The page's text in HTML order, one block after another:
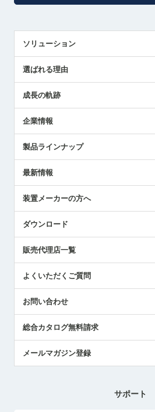
ソリューション
解決策提案
選ばれる理由
成長の軌跡
企業情報
ごあいさつ
受賞履歴
採用情報
国/地域/言語
製品ラインナップ
ツールセッタ製品
エアマイクロセンサ製品
最新情報
メトロールの技術
社員ブログ
中小企業のBCP地震対策
センサのテクニカルガイド
社長ブログ
装置メーカーの方へ
ダウンロード
販売代理店一覧
よくいただくご質問
お問い合わせ
総合カタログ無料請求
メールマガジン登録
サポート